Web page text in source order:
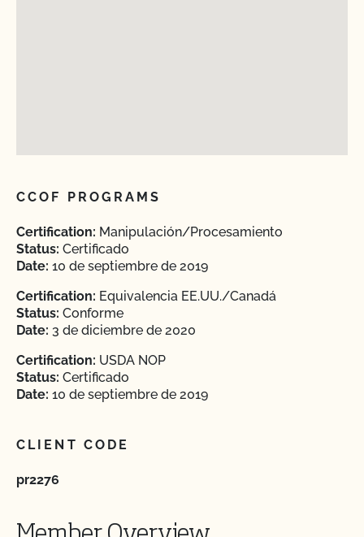
CCOF PROGRAMS
Certification: Manipulación/Procesamiento
Status: Certificado
Date: 10 de septiembre de 2019
Certification: Equivalencia EE.UU./Canadá
Status: Conforme
Date: 3 de diciembre de 2020
Certification: USDA NOP
Status: Certificado
Date: 10 de septiembre de 2019
CLIENT CODE
pr2276